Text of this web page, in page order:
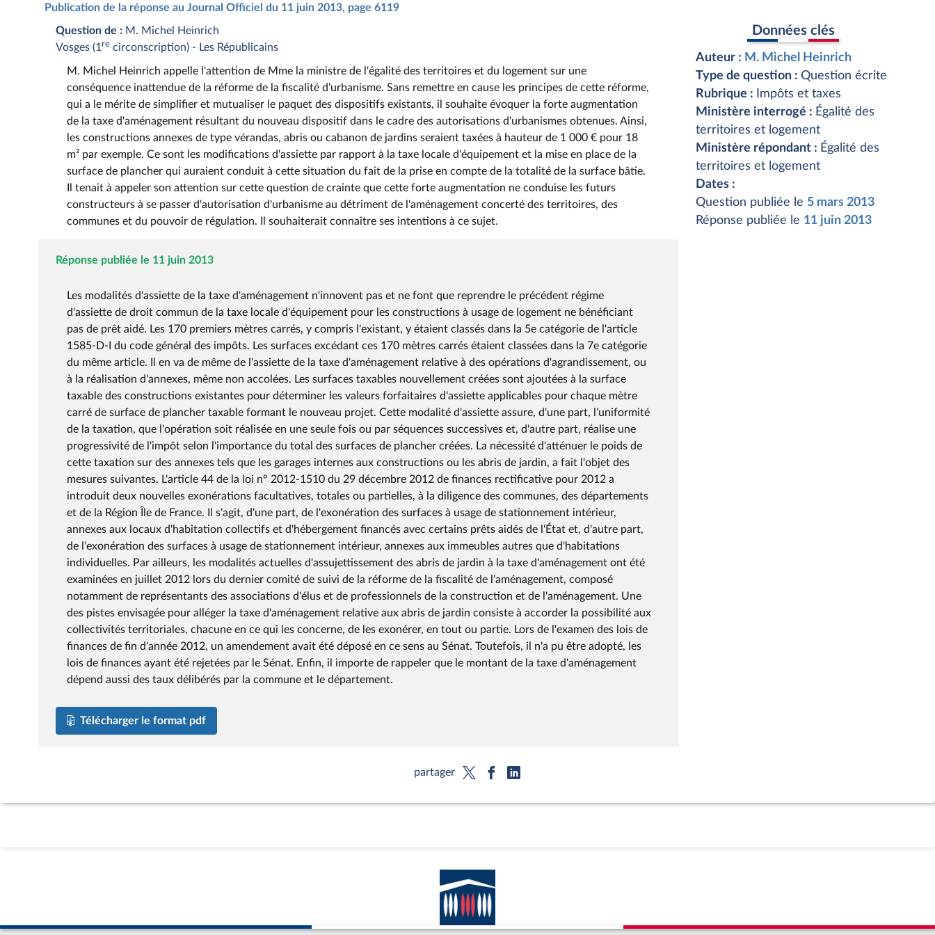
Publication de la réponse au Journal Officiel du 11 juin 2013, page 6119
Question de : M. Michel Heinrich
Vosges (1 re circonscription) - Les Républicains
M. Michel Heinrich appelle l'attention de Mme la ministre de l'égalité des territoires et du logement sur une
conséquence inattendue de la réforme de la fiscalité d'urbanisme. Sans remettre en cause les principes de cette réforme,
qui a le mérite de simplifier et mutualiser le paquet des dispositifs existants, il souhaite évoquer la forte augmentation
de la taxe d'aménagement résultant du nouveau dispositif dans le cadre des autorisations d'urbanismes obtenues. Ainsi,
les constructions annexes de type vérandas, abris ou cabanon de jardins seraient taxées à hauteur de 1 000 € pour 18
m² par exemple. Ce sont les modifications d'assiette par rapport à la taxe locale d'équipement et la mise en place de la
surface de plancher qui auraient conduit à cette situation du fait de la prise en compte de la totalité de la surface bâtie.
Il tenait à appeler son attention sur cette question de crainte que cette forte augmentation ne conduise les futurs
constructeurs à se passer d'autorisation d'urbanisme au détriment de l'aménagement concerté des territoires, des
communes et du pouvoir de régulation. Il souhaiterait connaître ses intentions à ce sujet.
Réponse publiée le 11 juin 2013
Les modalités d'assiette de la taxe d'aménagement n'innovent pas et ne font que reprendre le précédent régime
d'assiette de droit commun de la taxe locale d'équipement pour les constructions à usage de logement ne bénéficiant
pas de prêt aidé. Les 170 premiers mètres carrés, y compris l'existant, y étaient classés dans la 5e catégorie de l'article
1585-D-I du code général des impôts. Les surfaces excédant ces 170 mètres carrés étaient classées dans la 7e catégorie
du même article. Il en va de même de l'assiette de la taxe d'aménagement relative à des opérations d'agrandissement, ou
à la réalisation d'annexes, même non accolées. Les surfaces taxables nouvellement créées sont ajoutées à la surface
taxable des constructions existantes pour déterminer les valeurs forfaitaires d'assiette applicables pour chaque mètre
carré de surface de plancher taxable formant le nouveau projet. Cette modalité d'assiette assure, d'une part, l'uniformité
de la taxation, que l'opération soit réalisée en une seule fois ou par séquences successives et, d'autre part, réalise une
progressivité de l'impôt selon l'importance du total des surfaces de plancher créées. La nécessité d'atténuer le poids de
cette taxation sur des annexes tels que les garages internes aux constructions ou les abris de jardin, a fait l'objet des
mesures suivantes. L'article 44 de la loi n° 2012-1510 du 29 décembre 2012 de finances rectificative pour 2012 a
introduit deux nouvelles exonérations facultatives, totales ou partielles, à la diligence des communes, des départements
et de la Région Île de France. Il s'agit, d'une part, de l'exonération des surfaces à usage de stationnement intérieur,
annexes aux locaux d'habitation collectifs et d'hébergement financés avec certains prêts aidés de l'État et, d'autre part,
de l'exonération des surfaces à usage de stationnement intérieur, annexes aux immeubles autres que d'habitations
individuelles. Par ailleurs, les modalités actuelles d'assujettissement des abris de jardin à la taxe d'aménagement ont été
examinées en juillet 2012 lors du dernier comité de suivi de la réforme de la fiscalité de l'aménagement, composé
notamment de représentants des associations d'élus et de professionnels de la construction et de l'aménagement. Une
des pistes envisagée pour alléger la taxe d'aménagement relative aux abris de jardin consiste à accorder la possibilité aux
collectivités territoriales, chacune en ce qui les concerne, de les exonérer, en tout ou partie. Lors de l'examen des lois de
finances de fin d'année 2012, un amendement avait été déposé en ce sens au Sénat. Toutefois, il n'a pu être adopté, les
lois de finances ayant été rejetées par le Sénat. Enfin, il importe de rappeler que le montant de la taxe d'aménagement
dépend aussi des taux délibérés par la commune et le département.
Télécharger le format pdf
Données clés
Auteur : M. Michel Heinrich
Type de question : Question écrite
Rubrique :
Impôts et taxes
Ministère interrogé : Égalité des
territoires et logement
Ministère répondant : Égalité des
territoires et logement
Dates :
Question publiée le 5 mars 2013
Réponse publiée le 11 juin 2013
partager